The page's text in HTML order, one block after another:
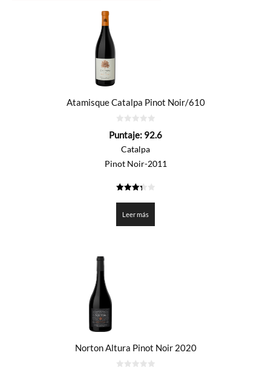
Atamisque Catalpa Pinot Noir/610
de
Puntaje: 92.6
Catalpa
Pinot Noir-2011
de 5
Leer más
Norton Altura Pinot Noir 2020